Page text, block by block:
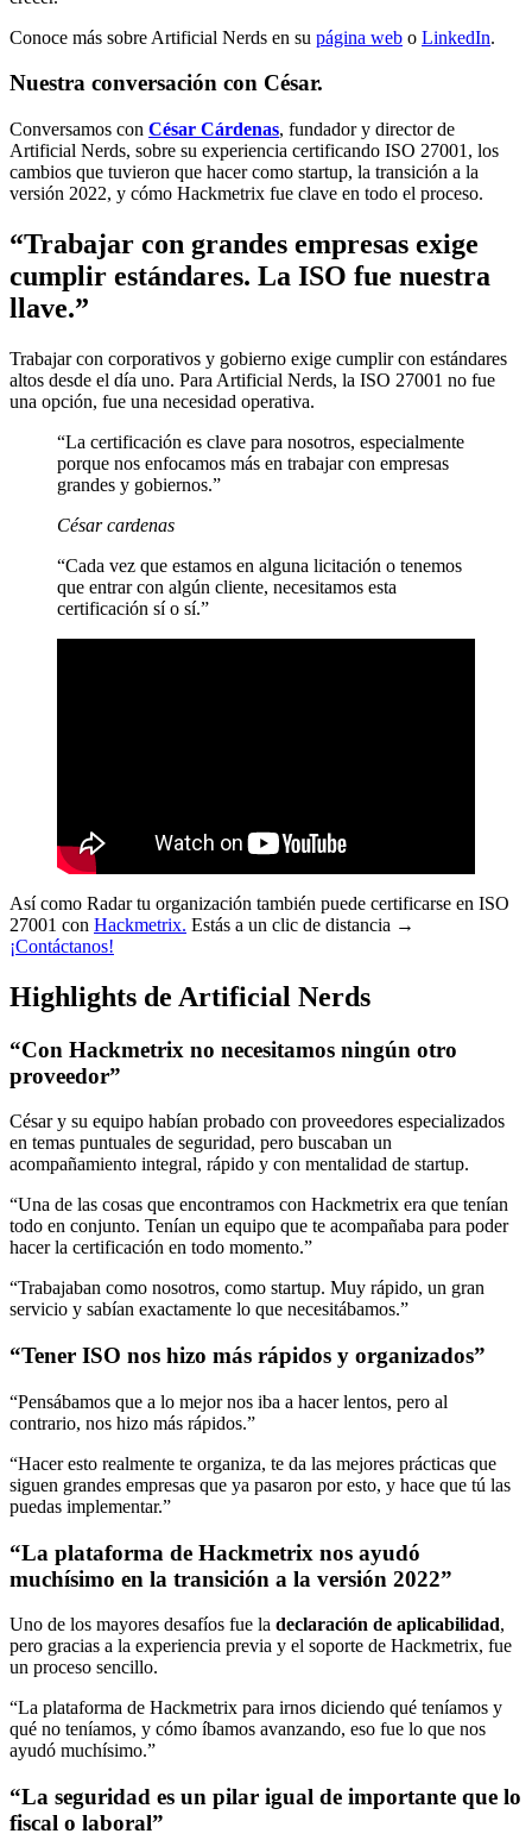
Conoce más sobre Artificial Nerds en su página web o LinkedIn.
Nuestra conversación con César.
Conversamos con César Cárdenas, fundador y director de
Artificial Nerds, sobre su experiencia certificando ISO 27001, los
cambios que tuvieron que hacer como startup, la transición a la
versión 2022, y cómo Hackmetrix fue clave en todo el proceso.
“Trabajar con grandes empresas exige
cumplir estándares. La ISO fue nuestra
llave.”
Trabajar con corporativos y gobierno exige cumplir con estándares
altos desde el día uno. Para Artificial Nerds, la ISO 27001 no fue
una opción, fue una necesidad operativa.
“La certificación es clave para nosotros, especialmente
porque nos enfocamos más en trabajar con empresas
grandes y gobiernos.”
César cardenas
“Cada vez que estamos en alguna licitación o tenemos
que entrar con algún cliente, necesitamos esta
certificación sí o sí.”
Así como Radar tu organización también puede certificarse en ISO
27001 con Hackmetrix. Estás a un clic de distancia →
¡Contáctanos!
Highlights de Artificial Nerds
“Con Hackmetrix no necesitamos ningún otro
proveedor”
César y su equipo habían probado con proveedores especializados
en temas puntuales de seguridad, pero buscaban un
acompañamiento integral, rápido y con mentalidad de startup.
“Una de las cosas que encontramos con Hackmetrix era que tenían
todo en conjunto. Tenían un equipo que te acompañaba para poder
hacer la certificación en todo momento.”
“Trabajaban como nosotros, como startup. Muy rápido, un gran
servicio y sabían exactamente lo que necesitábamos.”
“Tener ISO nos hizo más rápidos y organizados”
“Pensábamos que a lo mejor nos iba a hacer lentos, pero al
contrario, nos hizo más rápidos.”
“Hacer esto realmente te organiza, te da las mejores prácticas que
siguen grandes empresas que ya pasaron por esto, y hace que tú las
puedas implementar.”
“La plataforma de Hackmetrix nos ayudó
muchísimo en la transición a la versión 2022”
Uno de los mayores desafíos fue la declaración de aplicabilidad,
pero gracias a la experiencia previa y el soporte de Hackmetrix, fue
un proceso sencillo.
“La plataforma de Hackmetrix para irnos diciendo qué teníamos y
qué no teníamos, y cómo íbamos avanzando, eso fue lo que nos
ayudó muchísimo.”
“La seguridad es un pilar igual de importante que lo
fiscal o laboral”